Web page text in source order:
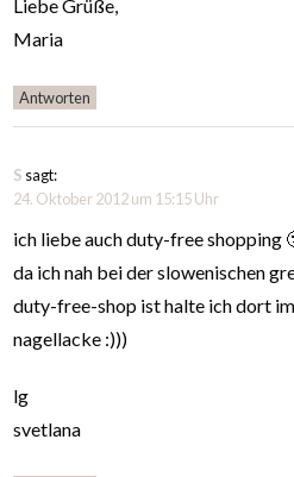
Liebe Grüße,
Maria
Antworten
S sagt:
24. Oktober 2012 um 15:15 Uhr
ich liebe auch duty-free shopping
da ich nah bei der slowenischen
duty-free-shop ist halte ich dort
nagellacke :)))
lg
svetlana